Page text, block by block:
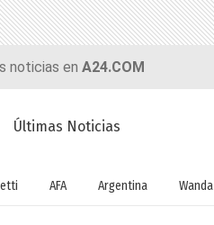
noticias en A24.COM
Últimas Noticias
AFA Argentina